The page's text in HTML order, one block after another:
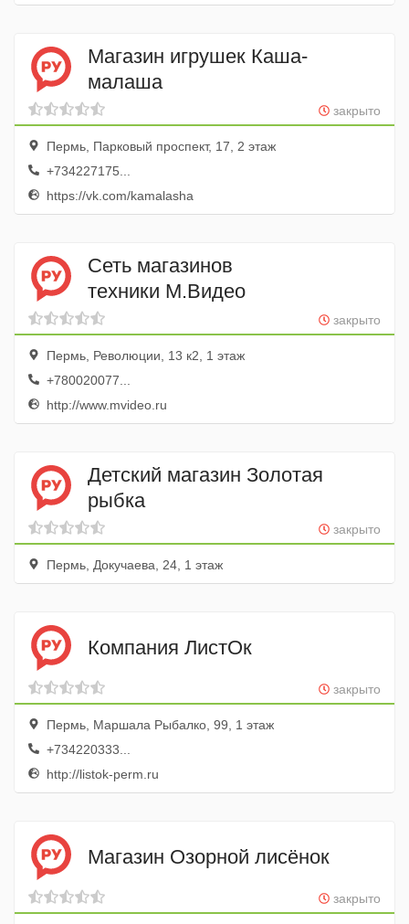
Магазин игрушек Каша-
малаша
закрыто
Пермь, Парковый проспект, 17, 2 этаж
+734227175...
https://vk.com/kamalasha
Сеть магазинов
техники М.Видео
закрыто
Пермь, Революции, 13 к2, 1 этаж
+780020077...
http://www.mvideo.ru
Детский магазин Золотая
рыбка
закрыто
Пермь, Докучаева, 24, 1 этаж
Компания ЛистОк
закрыто
Пермь, Маршала Рыбалко, 99, 1 этаж
+734220333...
http://listok-perm.ru
Магазин Озорной лисёнок
закрыто